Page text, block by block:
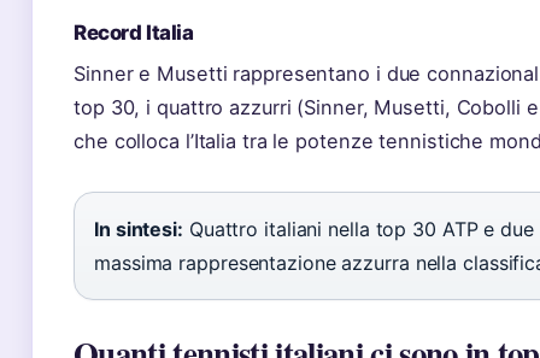
Record Italia
Sinner e Musetti rappresentano i due
top 30, i quattro azzurri (Sinner, Musetti, Cobolli
che colloca l’Italia tra le potenze tennistiche
In sintesi: Quattro italiani nella top 30 ATP e
massima rappresentazione azzurra nella